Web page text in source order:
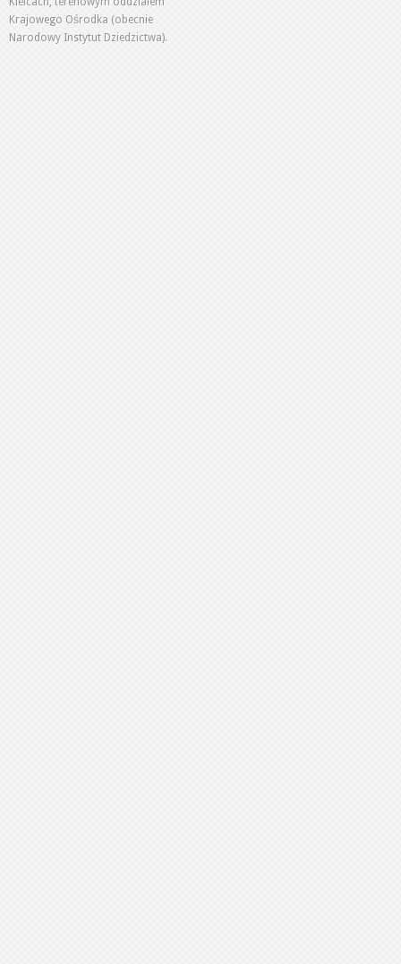
Krajowego Ośrodka (obecnie
Narodowy Instytut Dziedzictwa).